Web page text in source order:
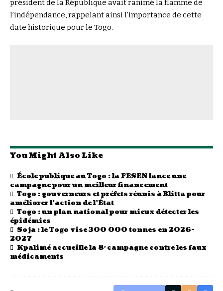
président de la République avait ranimé la flamme de
l’indépendance, rappelant ainsi l’importance de cette
date historique pour le Togo.
You Might Also Like
École publique au Togo : la FESEN lance une
campagne pour un meilleur financement
Togo : gouverneurs et préfets réunis à Blitta pour
améliorer l’action de l’État
Togo : un plan national pour mieux détecter les
épidémies
Soja : le Togo vise 300 000 tonnes en 2026-
2027
Kpalimé accueille la 8ᵉ campagne contre les faux
médicaments